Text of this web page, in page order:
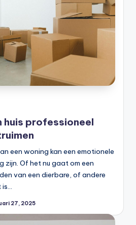
huis professioneel
een woning kan een emotionele
zijn. Of het nu gaat om een
van een dierbare, of andere
is…
27, 2025